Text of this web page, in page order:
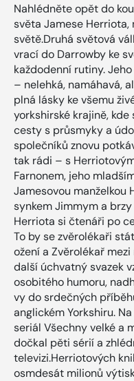
Nahlédněte opět do
světa Jamese
světě.Druhá světová
vrací do Darrowby ke
každodenní rutiny.
– nelehká, namáhavá,
plná lásky ke všemu
yorkshirské krajině,
cesty s průsmyky a
společníků znovu
tak rádi – s
Farnonem, jeho
Jamesovou manželkou
synkem Jimmym a
Herriota si čtenáři po
To by se zvěrolékaři
ožení a Zvěrolékař
další úchvatný svazek
osobitého humoru,
vy do srdečných
anglickém Yorkshiru.
seriál Všechny velké a
dočkal pěti sérií a
televizi.Herriotových
osmdesát milionů